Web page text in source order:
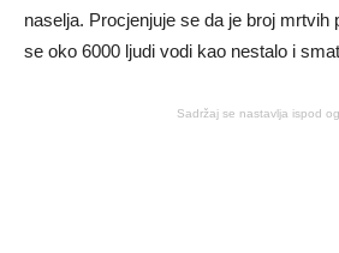
naselja. Procjenjuje se da je broj mrtvih
se oko 6000 ljudi vodi kao nestalo i
Sadržaj se nastavlja ispod